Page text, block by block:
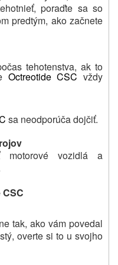
poraďte sa so
predtým, ako začnete
tehotenstva, ak to
Octreotide CSC vždy
sa neodporúča dojčiť.
motorové vozidlá a
tak, ako vám povedal
overte si to u svojho